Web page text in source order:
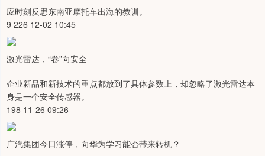
应时刻反思东南亚摩托车出海的教训。
9 226 12-02 10:45
激光雷达，“卷”向安全
企业新品和新技术的重点都放到了具体参数上，却忽略了激光雷达本
身是一个安全传感器。
198 11-26 09:26
广汽集团今日涨停，向华为学习能否带来转机？